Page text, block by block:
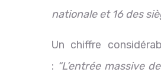
nationale et 16 des
Un chiffre
: “L’entrée massive